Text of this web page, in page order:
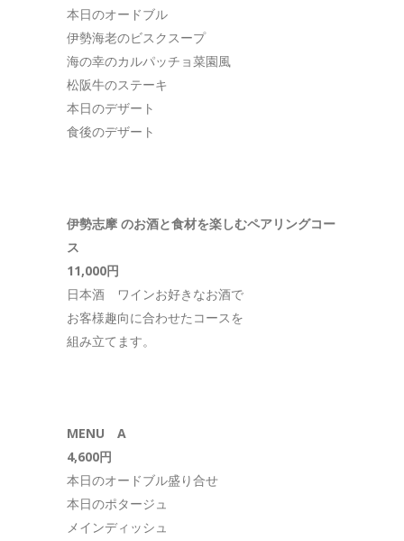
本日のオードブル
伊勢海老のビスクスープ
海の幸のカルパッチョ菜園風
松阪牛のステーキ
本日のデザート
食後のデザート
伊勢志摩 のお酒と食材を楽しむペアリングコー
ス
11,000円
日本酒 ワインお好きなお酒で
お客様趣向に合わせたコースを
組み立てます。
MENU A
4,600円
本日のオードブル盛り合せ
本日のポタージュ
メインディッシュ